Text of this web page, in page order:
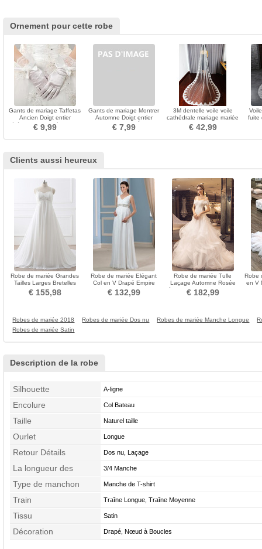
Ornement pour cette robe
Gants de mariage Taffetas
Ancien Doigt entier
Cérémonie Nœud à Boucles
€ 9,99
Gants de mariage Montrer
Automne Doigt entier
Longue Noir Satin Élastique
€ 7,99
3M dentelle voile voile
cathédrale mariage mariée
voile
€ 42,99
fuite
Clients aussi heureux
Robe de mariée Grandes
Tailles Larges Bretelles
Empire Chaussez
€ 155,98
Robe de mariée Elégant
Col en V Drapé Empire
Longueur de plancher
€ 132,99
Robe de mariée Tulle
Laçage Automne Rosée
épaule A-ligne Couvert de
Dentelle
€ 182,99
Robe
en V
Robes de mariée 2018 Robes de mariée Dos nu Robes de mariée Manche Longue
Robes de mariée Satin
Description de la robe
Silhouette A-ligne
Encolure Col Bateau
Taille Naturel taille
Ourlet Longue
Retour Détails Dos nu, Laçage
La longueur des
manches
3/4 Manche
Type de manchon Manche de T-shirt
Train Traîne Longue, Traîne Moyenne
Tissu Satin
Décoration Drapé, Nœud à Boucles